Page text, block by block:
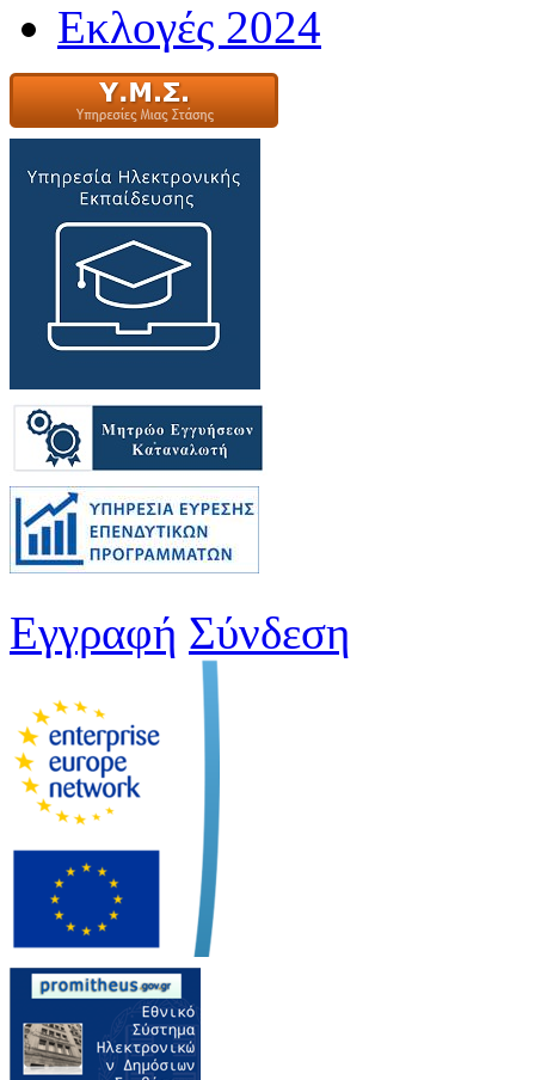
Εκλογές 2024
Εγγραφή Σύνδεση